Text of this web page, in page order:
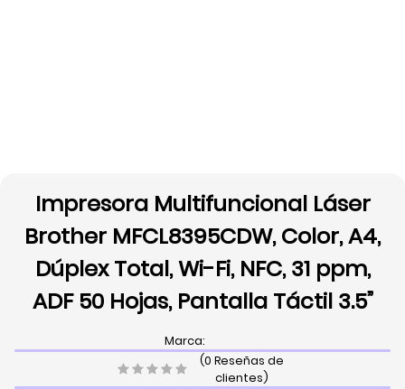
Impresora Multifuncional Láser
Brother MFCL8395CDW, Color, A4,
Dúplex Total, Wi-Fi, NFC, 31 ppm,
ADF 50 Hojas, Pantalla Táctil 3.5”
Marca:
(0 Reseñas de
clientes)